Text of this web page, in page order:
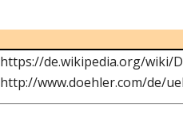
https://de.wikipedia.org/wiki/
http://www.doehler.com/de/